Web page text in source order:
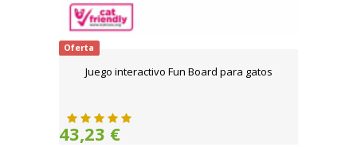
Oferta
Juego interactivo Fun Board para gatos
43,23 €